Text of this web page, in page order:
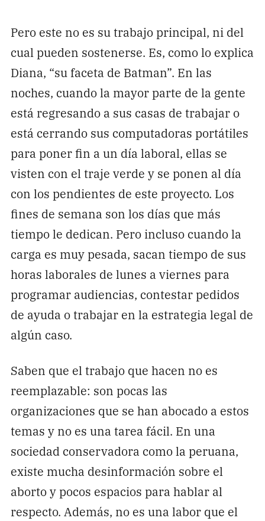
Pero este no es su trabajo principal, ni del
cual pueden sostenerse. Es, como lo explica
Diana, “su faceta de Batman”. En las
noches, cuando la mayor parte de la gente
está regresando a sus casas de trabajar o
está cerrando sus computadoras portátiles
para poner fin a un día laboral, ellas se
visten con el traje verde y se ponen al día
con los pendientes de este proyecto. Los
fines de semana son los días que más
tiempo le dedican. Pero incluso cuando la
carga es muy pesada, sacan tiempo de sus
horas laborales de lunes a viernes para
programar audiencias, contestar pedidos
de ayuda o trabajar en la estrategia legal de
algún caso.
Saben que el trabajo que hacen no es
reemplazable: son pocas las
organizaciones que se han abocado a estos
temas y no es una tarea fácil. En una
sociedad conservadora como la peruana,
existe mucha desinformación sobre el
aborto y pocos espacios para hablar al
respecto. Además, no es una labor que el